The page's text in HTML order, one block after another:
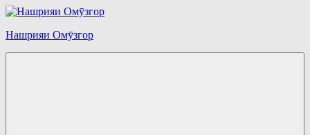
Перейти
содержимому
Нашрияи Омӯзгор